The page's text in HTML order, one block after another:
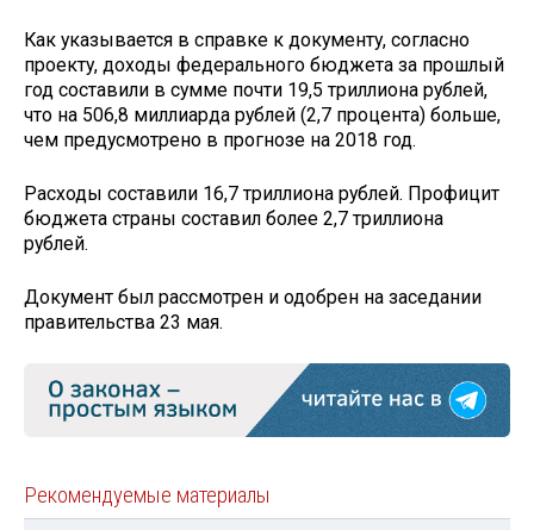
Как указывается в справке к документу, согласно
проекту, доходы федерального бюджета за прошлый
год составили в сумме почти 19,5 триллиона рублей,
что на 506,8 миллиарда рублей (2,7 процента) больше,
чем предусмотрено в прогнозе на 2018 год.
Расходы составили 16,7 триллиона рублей. Профицит
бюджета страны составил более 2,7 триллиона
рублей.
Документ был рассмотрен и одобрен на заседании
правительства 23 мая.
Рекомендуемые материалы